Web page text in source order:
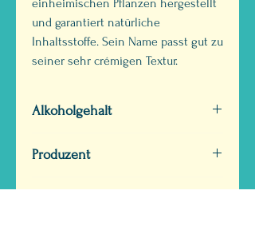
einheimischen Pflanzen hergestellt
und garantiert natürliche
Inhaltsstoffe. Sein Name passt gut zu
seiner sehr crémigen Textur.
Alkoholgehalt
Vol. 69 %
Produzent
Absinthe La Valote Martin